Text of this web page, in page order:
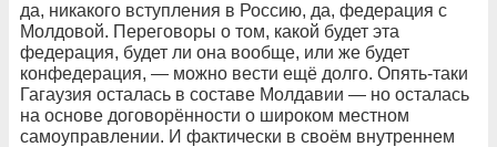
да, никакого вступления в Россию, да, федерация с
Молдовой. Переговоры о том, какой будет эта
федерация, будет ли она вообще, или же будет
конфедерация, — можно вести ещё долго. Опять-таки
Гагаузия осталась в составе Молдавии — но осталась
на основе договорённости о широком местном
самоуправлении. И фактически в своём внутреннем